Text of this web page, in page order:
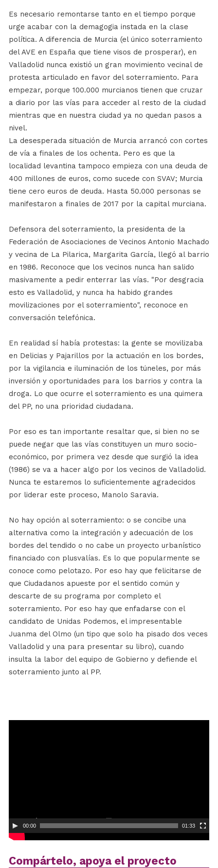
Es necesario remontarse tanto en el tiempo porque
urge acabar con la demagogia instada en la clase
política. A diferencia de Murcia (el único soterramiento
del AVE en España que tiene visos de prosperar), en
Valladolid nunca existió un gran movimiento vecinal de
protesta articulado en favor del soterramiento. Para
empezar, porque 100.000 murcianos tienen que cruzar
a diario por las vías para acceder al resto de la ciudad
mientras que en nuestra ciudad ya no quedan pasos a
nivel.
La desesperada situación de Murcia arrancó con cortes
de vía a finales de los ochenta. Pero es que la
localidad levantina tampoco empieza con una deuda de
400 millones de euros, como sucede con SVAV; Murcia
tiene cero euros de deuda. Hasta 50.000 personas se
manifestaron a finales de 2017 por la capital murciana.
Defensora del soterramiento, la presidenta de la
Federación de Asociaciones de Vecinos Antonio Machado
y vecina de La Pilarica, Margarita García, llegó al barrio
en 1986. Reconoce que los vecinos nunca han salido
masivamente a pedir enterrar las vías. "Por desgracia
esto es Valladolid, y nunca ha habido grandes
movilizaciones por el soterramiento", reconoce en
conversación telefónica.
En realidad sí había protestas: la gente se movilizaba
en Delicias y Pajarillos por la actuación en los bordes,
por la vigilancia e iluminación de los túneles, por más
inversión y oportunidades para los barrios y contra la
droga. Lo que ocurre el soterramiento es una quimera
del PP, no una prioridad ciudadana.
Por eso es tan importante resaltar que, si bien no se
puede negar que las vías constituyen un muro socio-
económico, por primera vez desde que surgió la idea
(1986) se va a hacer algo por los vecinos de Valladolid.
Nunca te estaremos lo suficientemente agradecidos
por liderar este proceso, Manolo Saravia.
No hay opción al soterramiento: o se concibe una
alternativa como la integración y adecuación de los
bordes del tendido o no cabe un proyecto urbanístico
financiado con plusvalías. Es lo que popularmente se
conoce como pelotazo. Por eso hay que felicitarse de
que Ciudadanos apueste por el sentido común y
descarte de su programa por completo el
soterramiento. Por eso hay que enfadarse con el
candidato de Unidas Podemos, el impresentable
Juanma del Olmo (un tipo que solo ha pisado dos veces
Valladolid y una para presentar su libro), cuando
insulta la labor del equipo de Gobierno y defiende el
soterramiento junto al PP.
00:00 01:33
Compártelo, apoya el proyecto